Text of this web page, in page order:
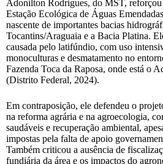
Adonilton Rodrigues, do MST,
Estação Ecológica de Águas
nascente de importantes bacias
Tocantins/Araguaia e a Bacia Platina.
causada pelo latifúndio, com uso
monoculturas e desmatamento no
Fazenda Toca da Raposa, onde está o
(Distrito Federal, 2024).
Em contraposição, ele defendeu o
na reforma agrária e na agroecologia,
saudáveis e recuperação ambiental,
impostas pela falta de apoio
Também criticou a ausência de
fundiária da área e os impactos do